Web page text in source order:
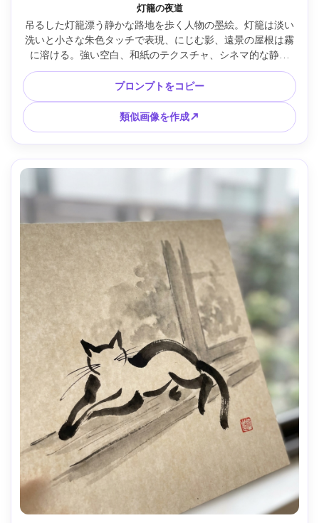
灯籠の夜道
吊るした灯籠漂う静かな路地を歩く人物の墨絵。灯籠は淡い
洗いと小さな朱色タッチで表現、にじむ影、遠景の屋根は霧
に溶ける。強い空白、和紙のテクスチャ、シネマ的な静け
さ、印、85mmレンズ、浅い被写界深度 --ar 4:5
プロンプトをコピー
類似画像を作成↗